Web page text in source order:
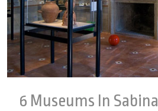
6 Museums In Sabina